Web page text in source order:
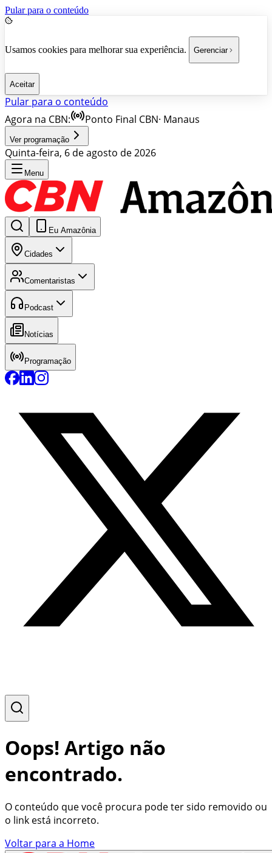
Pular para o conteúdo
Usamos cookies para melhorar sua experiência. Gerenciar
Aceitar
Pular para o conteúdo
Agora na CBN:
Ponto Final CBN· Manaus
Ver programação
Quinta-feira, 6 de agosto de 2026
Menu
Eu Amazônia
Cidades
Comentaristas
Podcast
Notícias
Programação
Oops! Artigo não
encontrado.
O conteúdo que você procura pode ter sido removido ou
o link está incorreto.
Voltar para a Home